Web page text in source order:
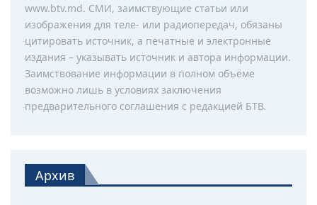
www.btv.md. СМИ, заимствующие статьи или
изображения для теле- или радиопередач, обязаны
цитировать источник, а печатные и электронные
издания – указывать источник и автора информации.
Заимствование информации в полном объёме
возможно лишь в условиях заключения
предварительного соглашения с редакцией БТВ.
Архив